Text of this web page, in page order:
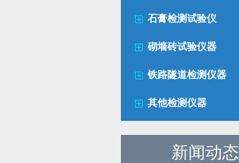
石膏检测试验仪
砌墙砖试验仪器
铁路隧道检测仪器
其他检测仪器
新闻动态